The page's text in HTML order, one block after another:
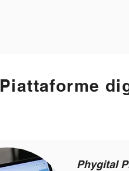
Piattaforme
Phygital